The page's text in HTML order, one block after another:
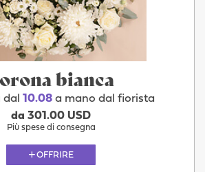
bianca
10.08 a mano dal fiorista
da 301.00 USD
Più spese di consegna
OFFRIRE